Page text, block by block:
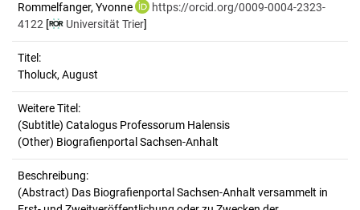
Rommelfanger, Yvonne
https://orcid.org/0009-0004-2323-
4122 [ Universität Trier]
Titel:
Tholuck, August
Weitere Titel:
(Subtitle) Catalogus Professorum Halensis
(Other) Biografienportal Sachsen-Anhalt
Beschreibung:
(Abstract) Das Biografienportal Sachsen-Anhalt versammelt in